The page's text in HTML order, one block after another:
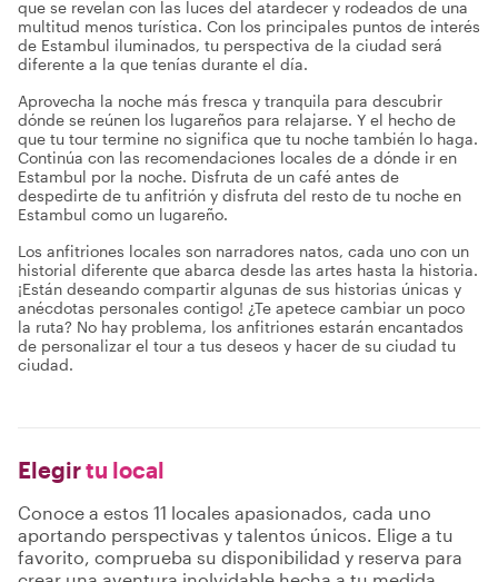
que se revelan con las luces del atardecer y rodeados de una
multitud menos turística. Con los principales puntos de interés
de Estambul iluminados, tu perspectiva de la ciudad será
diferente a la que tenías durante el día.
Aprovecha la noche más fresca y tranquila para descubrir
dónde se reúnen los lugareños para relajarse. Y el hecho de
que tu tour termine no significa que tu noche también lo haga.
Continúa con las recomendaciones locales de a dónde ir en
Estambul por la noche. Disfruta de un café antes de
despedirte de tu anfitrión y disfruta del resto de tu noche en
Estambul como un lugareño.
Los anfitriones locales son narradores natos, cada uno con un
historial diferente que abarca desde las artes hasta la historia.
¡Están deseando compartir algunas de sus historias únicas y
anécdotas personales contigo! ¿Te apetece cambiar un poco
la ruta? No hay problema, los anfitriones estarán encantados
de personalizar el tour a tus deseos y hacer de su ciudad tu
ciudad.
Elegirtu local
Conoce a estos 11 locales apasionados, cada uno
aportando perspectivas y talentos únicos. Elige a tu
favorito, comprueba su disponibilidad y reserva para